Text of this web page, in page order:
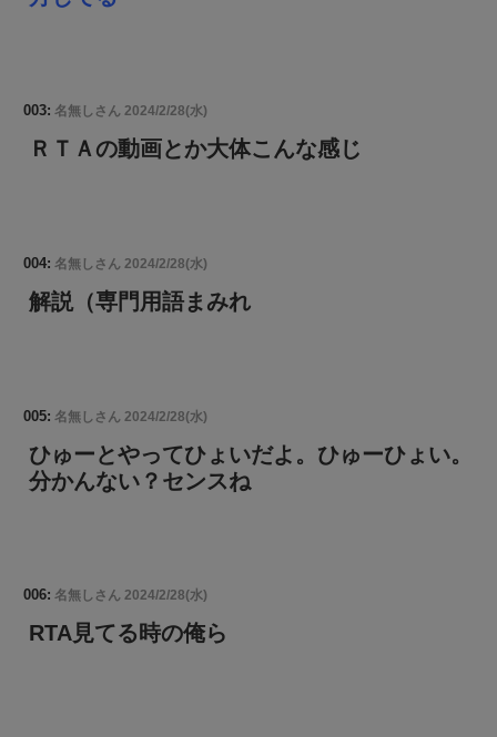
003: 名無しさん 2024/2/28(水)
ＲＴＡの動画とか大体こんな感じ
004: 名無しさん 2024/2/28(水)
解説（専門用語まみれ
005: 名無しさん 2024/2/28(水)
ひゅーとやってひょいだよ。ひゅーひょい。
分かんない？センスね
006: 名無しさん 2024/2/28(水)
RTA見てる時の俺ら